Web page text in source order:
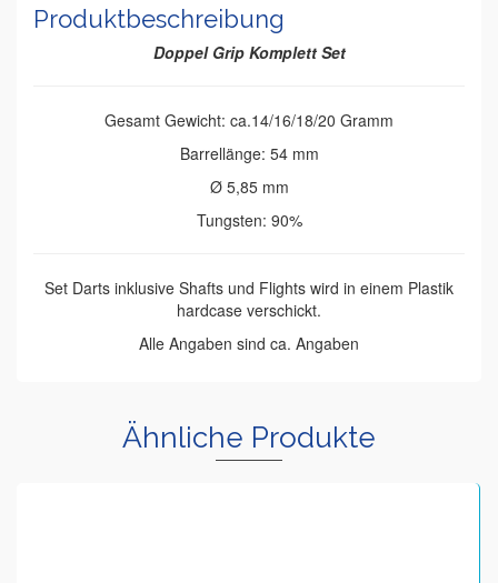
Produktbeschreibung
Doppel Grip Komplett Set
Gesamt Gewicht: ca.14/16/18/20 Gramm
Barrellänge: 54 mm
Ø 5,85 mm
Tungsten: 90%
Set Darts inklusive Shafts und Flights wird in einem Plastik
hardcase verschickt.
Alle Angaben sind ca. Angaben
Ähnliche Produkte